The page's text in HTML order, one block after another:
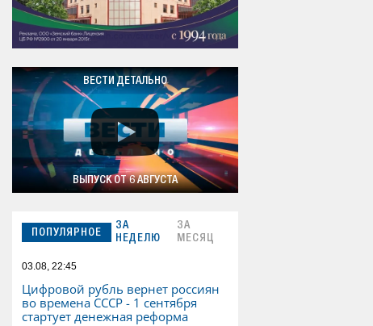
ВЕСТИ ДЕТАЛЬНО
ВЫПУСК ОТ 6 АВГУСТА
ПОПУЛЯРНОЕ
ЗА
НЕДЕЛЮ
ЗА
МЕСЯЦ
03.08, 22:45
Цифровой рубль вернет россиян
во времена СССР - 1 сентября
стартует денежная реформа